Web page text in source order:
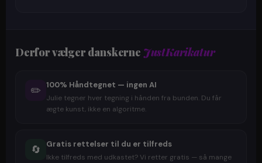
Derfor vælger danskerne JustKarikatur
✏️ 100% Håndtegnet — ingen AI
Julie tegner hver tegning i hånden fra bunden. Du får
ægte kunst, ikke en algoritme.
🔄 Gratis rettelser til du er tilfreds
Ikke tilfreds med udkastet? Vi retter gratis — så mange